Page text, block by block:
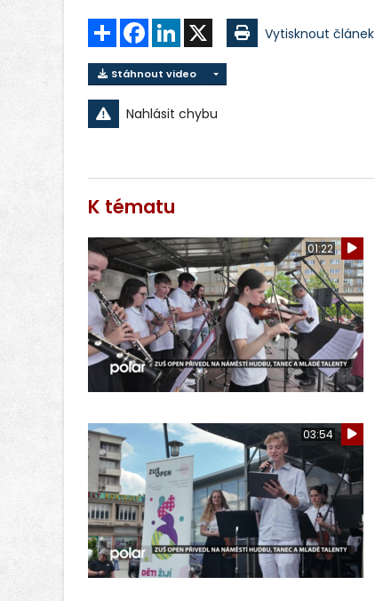
Sdílet FacebookLinkedIn Vytisknout článek
Stáhnout video
Nahlásit chybu
K tématu
01:22
03:54